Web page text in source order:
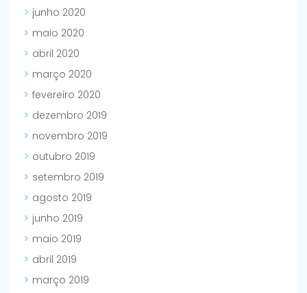
junho 2020
maio 2020
abril 2020
março 2020
fevereiro 2020
dezembro 2019
novembro 2019
outubro 2019
setembro 2019
agosto 2019
junho 2019
maio 2019
abril 2019
março 2019